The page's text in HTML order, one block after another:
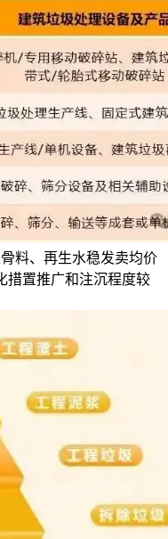
料、再生水稳发卖均价
措置推广和注沉程度较